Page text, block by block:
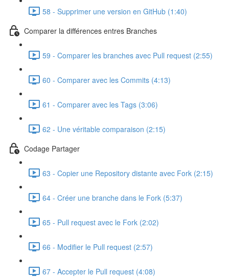
58 - Supprimer une version en GitHub (1:40)
Comparer la différences entres Branches
59 - Comparer les branches avec Pull request (2:55)
60 - Comparer avec les Commits (4:13)
61 - Comparer avec les Tags (3:06)
62 - Une véritable comparaison (2:15)
Codage Partager
63 - Copier une Repository distante avec Fork (2:15)
64 - Créer une branche dans le Fork (5:37)
65 - Pull request avec le Fork (2:02)
66 - Modifier le Pull request (2:57)
67 - Accepter le Pull request (4:08)